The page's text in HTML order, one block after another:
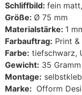
Schliffbild: fein
Größe: Ø 75 mm
Materialstärke: 1
Farbauftrag: Print &
Farbe: tiefschwarz,
Gewicht: 35 Gramm
Montage:
Marke: Ofform